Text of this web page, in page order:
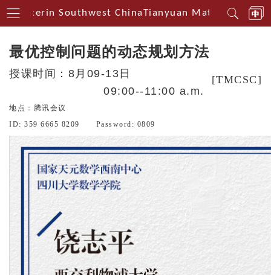
Southwest ChinaTianyuan Mathematical
最优控制问题的动态规划方法
[TMCSC]
授课时间：8月09-13日
09:00--11:00 a.m.
地点：腾讯会议
ID: 359 6665 8209 Password: 0809